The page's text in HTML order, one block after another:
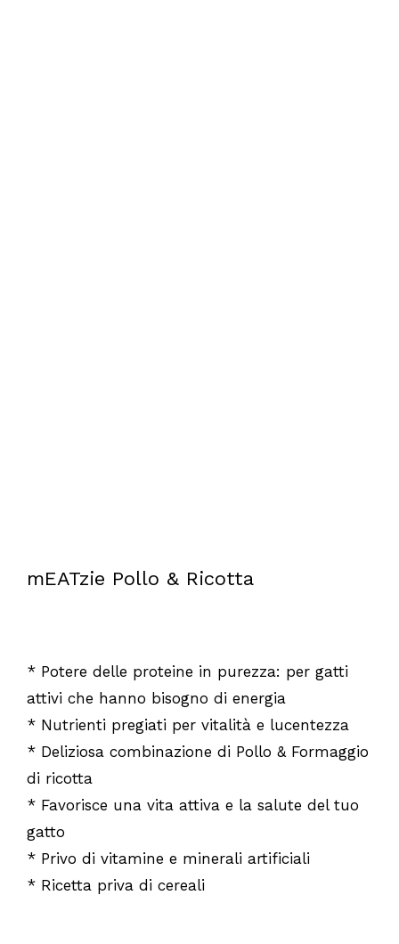
mEATzie Pollo & Ricotta
* Potere delle proteine in purezza: per gatti
attivi che hanno bisogno di energia
* Nutrienti pregiati per vitalità e lucentezza
* Deliziosa combinazione di Pollo & Formaggio
di ricotta
* Favorisce una vita attiva e la salute del tuo
gatto
* Privo di vitamine e minerali artificiali
* Ricetta priva di cereali